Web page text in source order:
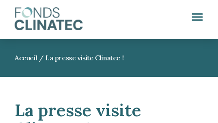
Accueil / La presse visite Clinatec !
La presse visite